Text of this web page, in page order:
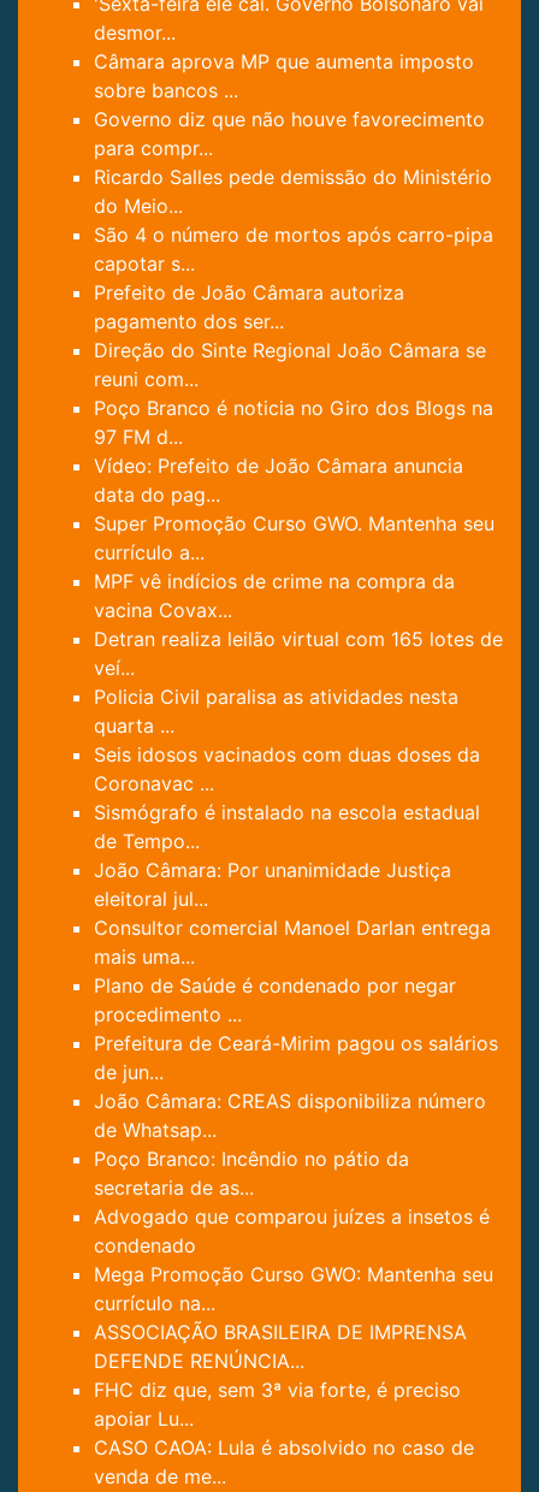
desmor...
Câmara aprova MP que aumenta imposto
sobre bancos ...
Governo diz que não houve favorecimento
para compr...
Ricardo Salles pede demissão do Ministério
do Meio...
São 4 o número de mortos após carro-pipa
capotar s...
Prefeito de João Câmara autoriza
pagamento dos ser...
Direção do Sinte Regional João Câmara se
reuni com...
Poço Branco é noticia no Giro dos Blogs na
97 FM d...
Vídeo: Prefeito de João Câmara anuncia
data do pag...
Super Promoção Curso GWO. Mantenha seu
currículo a...
MPF vê indícios de crime na compra da
vacina Covax...
Detran realiza leilão virtual com 165 lotes de
veí...
Policia Civil paralisa as atividades nesta
quarta ...
Seis idosos vacinados com duas doses da
Coronavac ...
Sismógrafo é instalado na escola estadual
de Tempo...
João Câmara: Por unanimidade Justiça
eleitoral jul...
Consultor comercial Manoel Darlan entrega
mais uma...
Plano de Saúde é condenado por negar
procedimento ...
Prefeitura de Ceará-Mirim pagou os salários
de jun...
João Câmara: CREAS disponibiliza número
de Whatsap...
Poço Branco: Incêndio no pátio da
secretaria de as...
Advogado que comparou juízes a insetos é
condenado
Mega Promoção Curso GWO: Mantenha seu
currículo na...
ASSOCIAÇÃO BRASILEIRA DE IMPRENSA
DEFENDE RENÚNCIA...
FHC diz que, sem 3ª via forte, é preciso
apoiar Lu...
CASO CAOA: Lula é absolvido no caso de
venda de me...